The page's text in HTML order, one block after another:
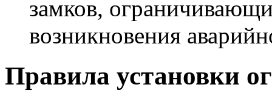
замков,
возникновения
Правила установки